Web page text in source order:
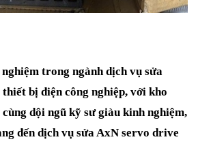
trong ngành dịch vụ sửa
bị điện công nghiệp, với kho
dội ngũ kỹ sư giàu kinh nghiệm,
đến dịch vụ sửa AxN servo drive